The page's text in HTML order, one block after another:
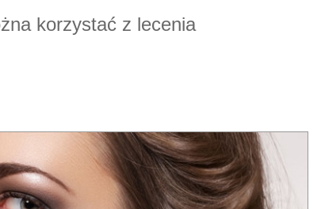
korzystać z lecenia